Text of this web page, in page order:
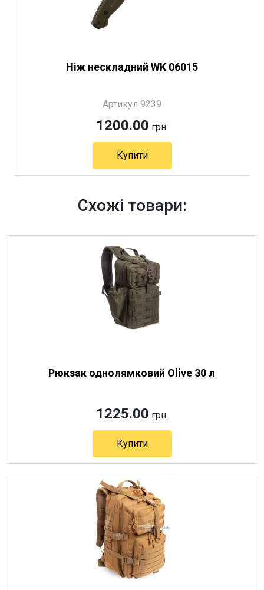
Ніж нескладний WK 06015
Артикул 9239
1200.00 грн.
Купити
Схожі товари:
Рюкзак однолямковий Olive 30 л
1225.00 грн.
Купити